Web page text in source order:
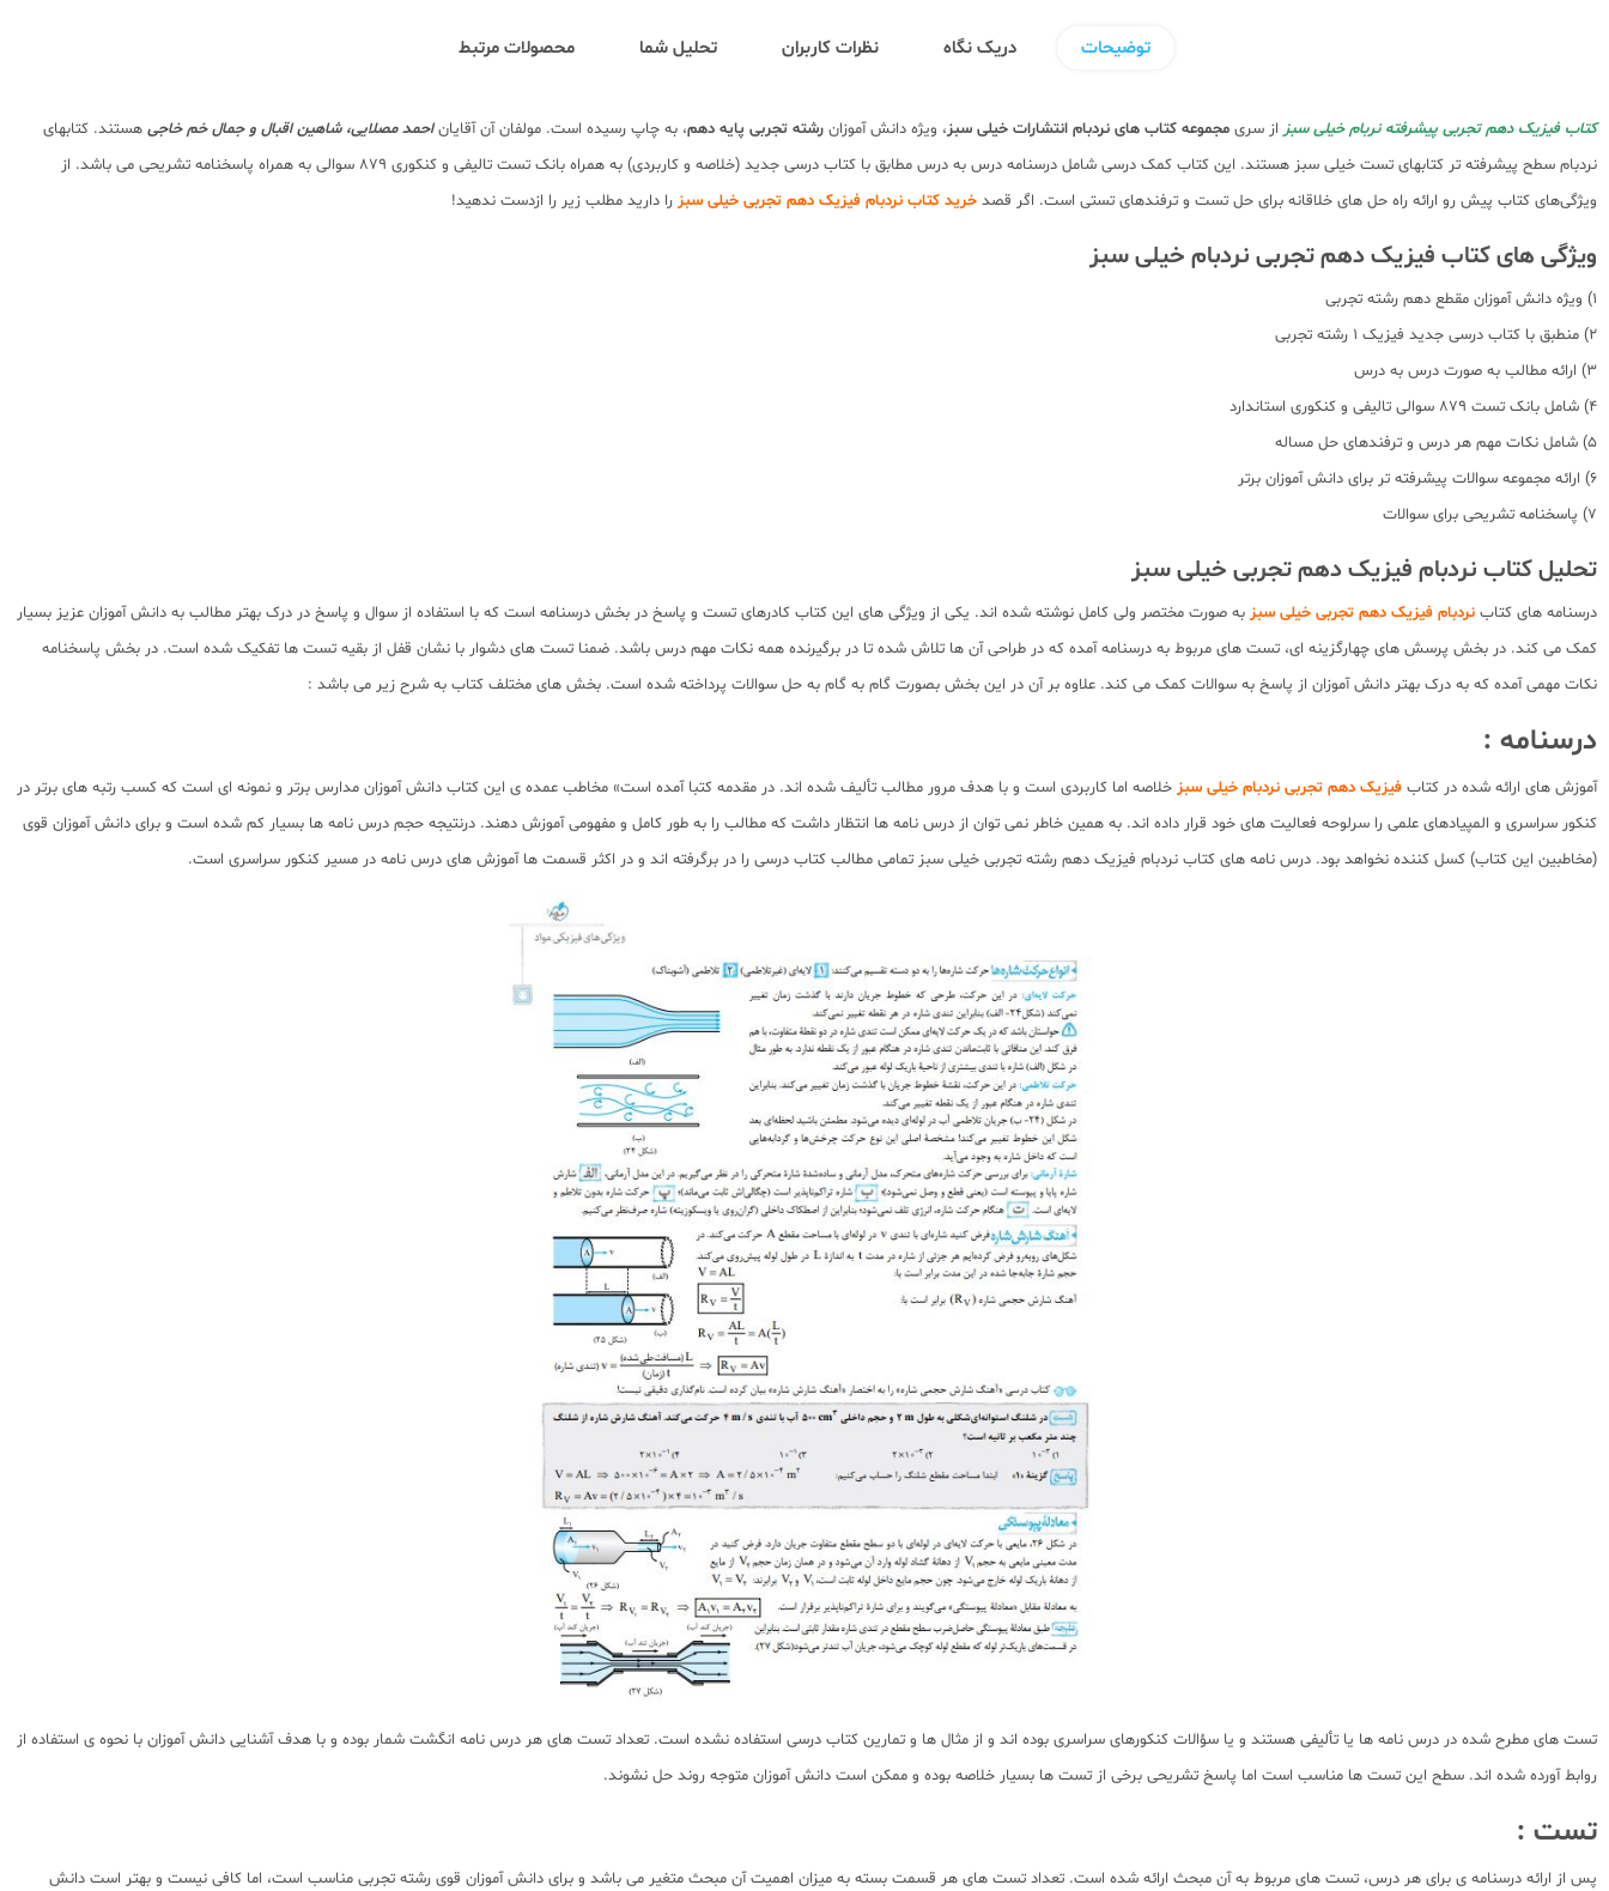
توضیحات دریک نگاه نظرات کاربران تحلیل شما محصولات مرتبط
کتاب فیزیک دهم تجربی پیشرفته نربام خیلی سبزاز سری مجموعه کتاب های نردبام انتشارات خیلی سبز، ویژه دانش آموزان رشته تجربی پایه دهم، به چاپ رسیده است. مولفان آن آقایاناحمد مصلایی، شاهین اقبال و جمال خم خاجی هستند. کتابهای
نردبام سطح پیشرفته تر کتابهای تست خیلی سبز هستند. این کتاب کمک درسی شامل درسنامه درس به درس مطابق با کتاب درسی جدید (خلاصه و کاربردی) به همراه بانک تست تالیفی و کنکوری 879 سوالی به همراه پاسخنامه تشریحی می باشد. از
ویژگی‌های کتاب پیش رو ارائه راه حل های خلاقانه برای حل تست و ترفندهای تستی است. اگر قصد خرید کتاب نردبام فیزیک دهم تجربی خیلی سبز را دارید مطلب زیر را ازدست ندهید!
ویژگی های کتاب فیزیک دهم تجربی نردبام خیلی سبز
1) ویژه دانش آموزان مقطع دهم رشته تجربی
2) منطبق با کتاب درسی جدید فیزیک 1 رشته تجربی
3) ارائه مطالب به صورت درس به درس
4) شامل بانک تست 879 سوالی تالیفی و کنکوری استاندارد
5) شامل نکات مهم هر درس و ترفندهای حل مساله
6) ارائه مجموعه سوالات پیشرفته تر برای دانش آموزان برتر
7) پاسخنامه تشریحی برای سوالات
تحلیل کتاب نردبام فیزیک دهم تجربی خیلی سبز
درسنامه های کتاب نردبام فیزیک دهم تجربی خیلی سبز به صورت مختصر ولی کامل نوشته شده اند. یکی از ویژگی های این کتاب کادرهای تست و پاسخ در بخش درسنامه است که با استفاده از سوال و پاسخ در درک بهتر مطالب به دانش آموزان عزیز بسیار
کمک می کند. در بخش پرسش های چهارگزینه ای، تست های مربوط به درسنامه آمده که در طراحی آن ها تلاش شده تا در برگیرنده همه نکات مهم درس باشد. ضمنا تست های دشوار با نشان قفل از بقیه تست ها تفکیک شده است. در بخش پاسخنامه
نکات مهمی آمده که به درک بهتر دانش آموزان از پاسخ به سوالات کمک می کند. علاوه بر آن در این بخش بصورت گام به گام به حل سوالات پرداخته شده است. بخش های مختلف کتاب به شرح زیر می باشد :
درسنامه :
آموزش های ارائه شده در کتاب فیزیک دهم تجربی نردبام خیلی سبز خلاصه اما کاربردی است و با هدف مرور مطالب تألیف شده اند. در مقدمه کتبا آمده است» مخاطب عمده ی این کتاب دانش آموزان مدارس برتر و نمونه ای است که کسب رتبه های برتر در
کنکور سراسری و المپیادهای علمی را سرلوحه فعالیت های خود قرار داده اند. به همین خاطر نمی توان از درس نامه ها انتظار داشت که مطالب را به طور کامل و مفهومی آموزش دهند. درنتیجه حجم درس نامه ها بسیار کم شده است و برای دانش آموزان قوی
(مخاطبین این کتاب) کسل کننده نخواهد بود. درس نامه های کتاب نردبام فیزیک دهم رشته تجربی خیلی سبز تمامی مطالب کتاب درسی را در برگرفته اند و در اکثر قسمت ها آموزش های درس نامه در مسیر کنکور سراسری است.
تست های مطرح شده در درس نامه ها یا تألیفی هستند و یا سؤالات کنکورهای سراسری بوده اند و از مثال ها و تمارین کتاب درسی استفاده نشده است. تعداد تست های هر درس نامه انگشت شمار بوده و با هدف آشنایی دانش آموزان با نحوه ی استفاده از
روابط آورده شده اند. سطح این تست ها مناسب است اما پاسخ تشریحی برخی از تست ها بسیار خلاصه بوده و ممکن است دانش آموزان متوجه روند حل نشوند.
تست :
پس از ارائه درسنامه ی برای هر درس، تست های مربوط به آن مبحث ارائه شده است. تعداد تست های هر قسمت بسته به میزان اهمیت آن مبحث متغیر می باشد و برای دانش آموزان قوی رشته تجربی مناسب است، اما کافی نیست و بهتر است دانش